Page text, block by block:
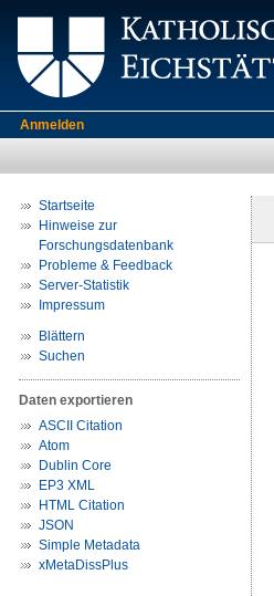
Anmelden
Startseite
Hinweise zur
Forschungsdatenbank
Probleme & Feedback
Server-Statistik
Impressum
Blättern
Suchen
Daten exportieren
ASCII Citation
Atom
Dublin Core
EP3 XML
HTML Citation
JSON
Simple Metadata
xMetaDissPlus